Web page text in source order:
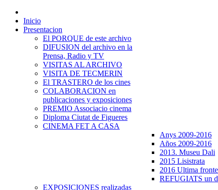
Inicio
Presentacion
El PORQUE de este archivo
DIFUSION del archivo en la
Prensa, Radio y TV
VISITAS AL ARCHIVO
VISITA DE TECMERIN
El TRASTERO de los cines
COLABORACION en
publicaciones y exposiciones
PREMIO Associacio cinema
Diploma Ciutat de Figueres
CINEMA FET A CASA
Anys 2009-2016
Años 2009-2016
2013. Museu Dali
2015 Lisistrata
2016 Ultima
REFUGIATS un
EXPOSICIONES realizadas